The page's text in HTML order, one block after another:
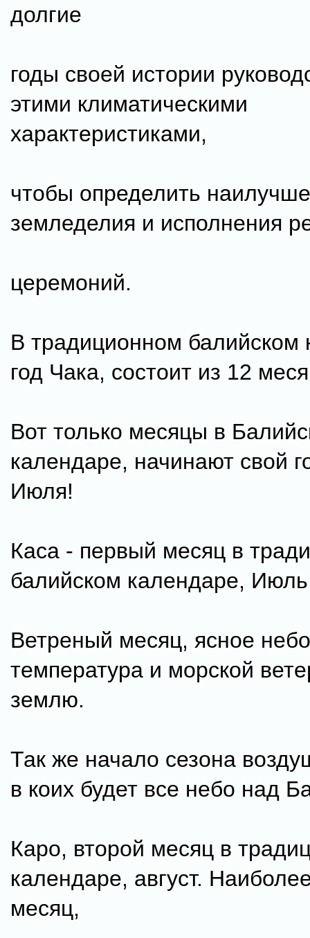
долгие
годы своей истории
этими климатическими
характеристиками,
чтобы определить
земледелия и исполнения
церемоний.
В традиционном балийском
год Чака, состоит из 12
Вот только месяцы в
календаре, начинают свой
Июля!
Каса - первый месяц в
балийском календаре,
Ветреный месяц, ясное
температура и морской
землю.
Так же начало сезона
в коих будет все небо над
Каро, второй месяц в
календаре, август.
месяц,